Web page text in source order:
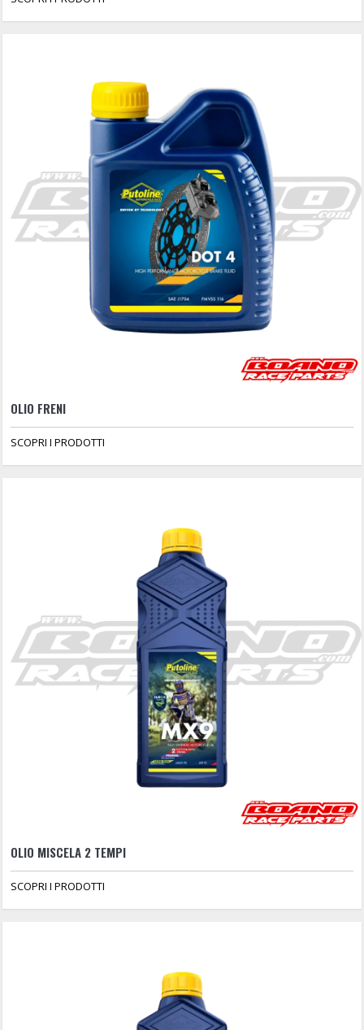
OLIO FRENI
SCOPRI I PRODOTTI
OLIO MISCELA 2 TEMPI
SCOPRI I PRODOTTI